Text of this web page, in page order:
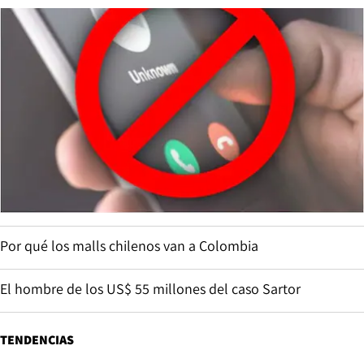
Por qué los malls chilenos van a Colombia
El hombre de los US$ 55 millones del caso Sartor
TENDENCIAS